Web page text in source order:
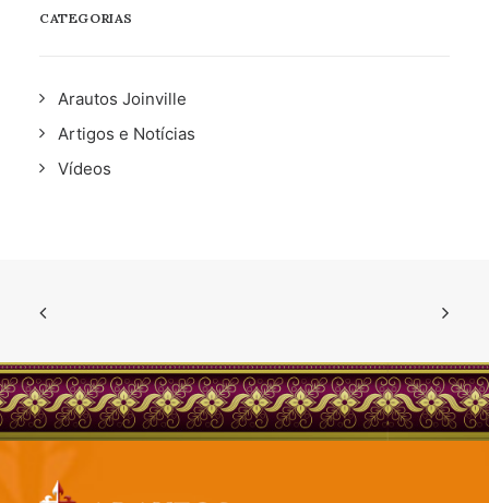
CATEGORIAS
Arautos Joinville
Artigos e Notícias
Vídeos